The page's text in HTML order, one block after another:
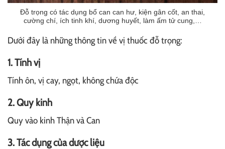
Đỗ trọng có tác dụng bổ can can hư, kiện gân cốt, an thai,
cường chí, ích tinh khí, dương huyết, làm ấm tử cung,…
Dưới đây là những thông tin về vị thuốc đỗ trọng:
1. Tính vị
Tính ôn, vị cay, ngọt, không chứa độc
2. Quy kinh
Quy vào kinh Thận và Can
3. Tác dụng của dược liệu